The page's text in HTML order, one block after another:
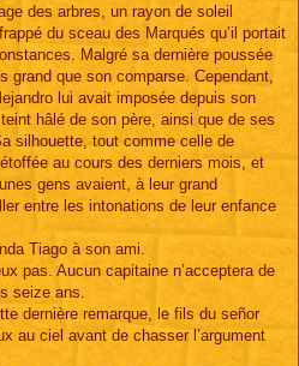
des arbres, un rayon de soleil
du sceau des Marqués qu’il portait
Malgré sa dernière poussée
grand que son comparse. Cependant,
lui avait imposée depuis son
hâlé de son père, ainsi que de ses
silhouette, tout comme celle de
au cours des derniers mois, et
gens avaient, à leur grand
entre les intonations de leur enfance
Tiago à son ami.
pas. Aucun capitaine n’acceptera de
seize ans.
dernière remarque, le fils du señor
au ciel avant de chasser l’argument